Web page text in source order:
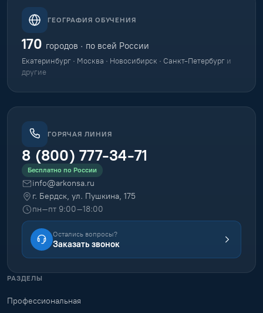
ГЕОГРАФИЯ ОБУЧЕНИЯ
170 городов · по всей России
Екатеринбург · Москва · Новосибирск · Санкт-Петербург и
другие
ГОРЯЧАЯ ЛИНИЯ
8 (800) 777-34-71
Бесплатно по России
info@arkonsa.ru
г. Бердск, ул. Пушкина, 175
пн–пт 9:00–18:00
Остались вопросы?
Заказать звонок
РАЗДЕЛЫ
Профессиональная